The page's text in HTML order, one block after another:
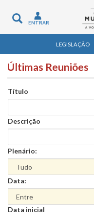
Toggle
navigation
ENTRAR
LEGISLAÇÃO
Últimas Reuniões
Título
Descrição
Plenário:
Data:
Data
Data inicial